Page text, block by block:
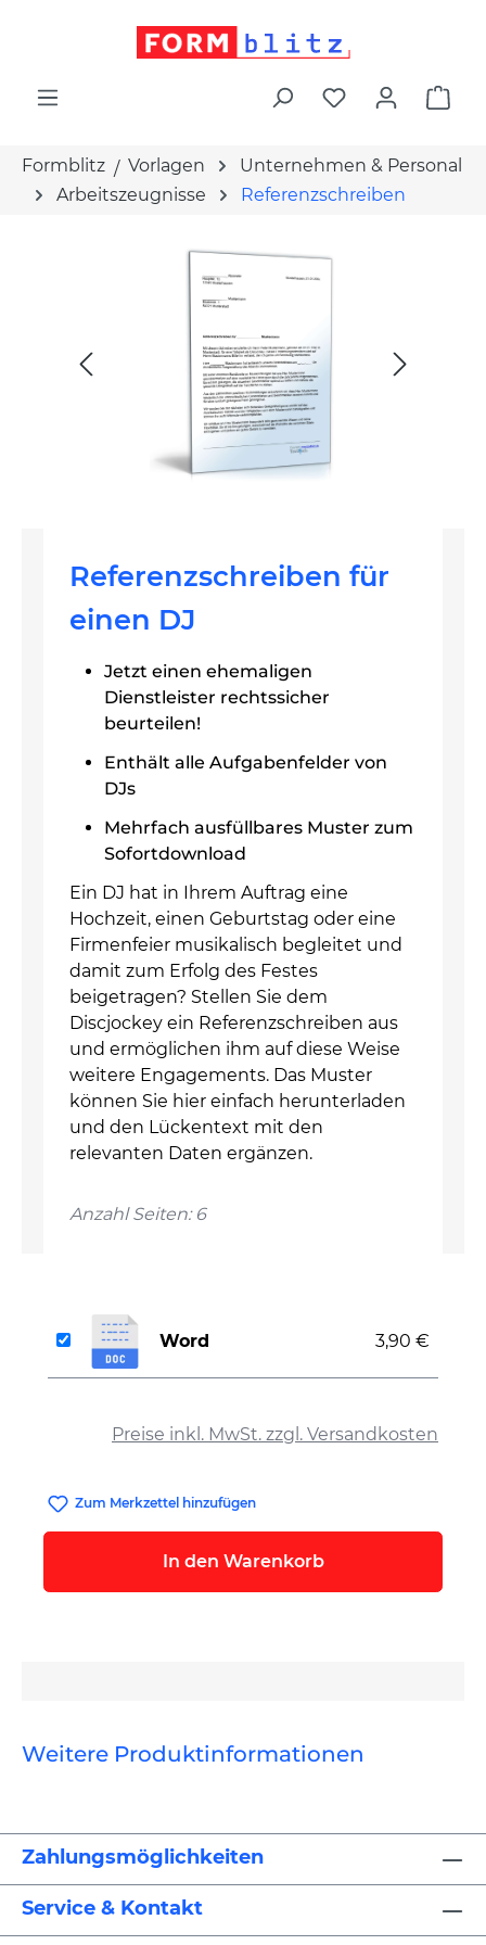
Formblitz Vorlagen
Unternehmen & Personal
Arbeitszeugnisse
Referenzschreiben
Referenzschreiben für
einen DJ
Jetzt einen ehemaligen
Dienstleister rechtssicher
beurteilen!
Enthält alle Aufgabenfelder von
DJs
Mehrfach ausfüllbares Muster zum
Sofortdownload
Ein DJ hat in Ihrem Auftrag eine
Hochzeit, einen Geburtstag oder eine
Firmenfeier musikalisch begleitet und
damit zum Erfolg des Festes
beigetragen? Stellen Sie dem
Discjockey ein Referenzschreiben aus
und ermöglichen ihm auf diese Weise
weitere Engagements. Das Muster
können Sie hier einfach herunterladen
und den Lückentext mit den
relevanten Daten ergänzen.
Anzahl Seiten: 6
Preise inkl. MwSt. zzgl. Versandkosten
Word 3,90 €
Zum Merkzettel hinzufügen
In den Warenkorb
Weitere Produktinformationen
Zahlungsmöglichkeiten
Service & Kontakt